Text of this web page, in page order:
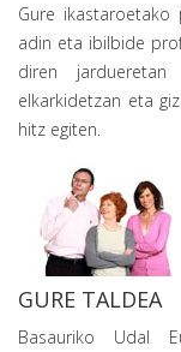
Gure
adin eta ibilbide
diren
elkarkidetzan eta
hitz egiten.
GURE TALDEA
Basauriko Udal